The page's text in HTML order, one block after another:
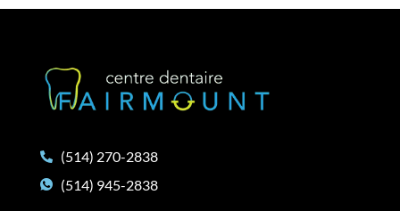
(514) 270-2838
(514) 945-2838